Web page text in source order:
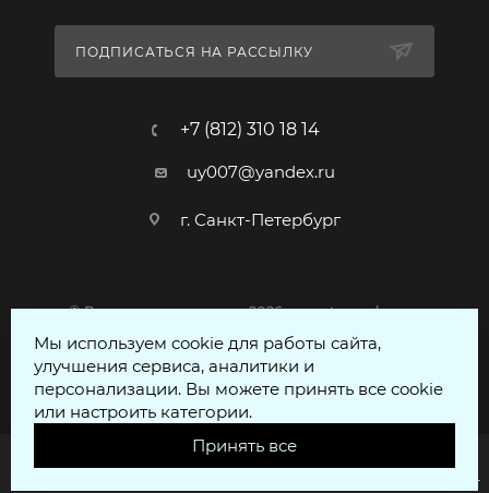
ПОДПИСАТЬСЯ НА РАССЫЛКУ
+7 (812) 310 18 14
uy007@yandex.ru
г. Санкт-Петербург
© Все права защищены 2026 - voentorgspb.com
Мы используем cookie для работы сайта,
улучшения сервиса, аналитики и
персонализации. Вы можете принять все cookie
или настроить категории.
Принять все
Каталог